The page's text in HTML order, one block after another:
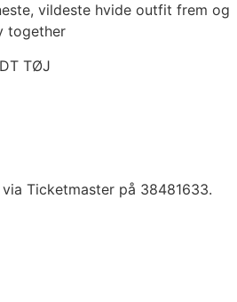
vildeste hvide outfit frem og
together
TØJ
Ticketmaster på 38481633.